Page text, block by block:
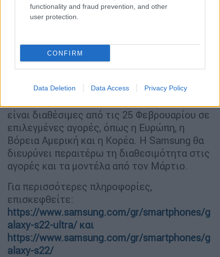
functionality and fraud prevention, and other
user protection.
CONFIRM
Data Deletion Data Access Privacy Policy
προσφέρει η εταιρεία έως σήμερα, με ισχυρή
απόδοση multitasking, μια πραγματικά
εμπειρία χρήσης της γραφίδας S Pen και
πρόσβαση σε ένα ανοιχτό οικοσύστημα για
απρόσκοπτη εργασία και ατελείωτες ώρες
ψυχαγωγίας, όπως ποτέ άλλοτε.
είναι διαθέσιμες από τις 25 Φεβρουαρίου σε
επιλεγμένες αγορές, όπως η Ευρώπη, η
Βόρεια Αμερική και η Κορέα. Η Samsung θα
διευρύνει περαιτέρω τη διαθεσιμότητα στις
αγορές και τα μοντέλα από τον Μάρτιο.
Για περισσότερες πληροφορίες,
επισκεφθείτε:
https://www.samsung.com/gr/smartphones/g
alaxy-s22-ultra/ και
https://www.samsung.com/gr/smartphones/g
alaxy-s22/